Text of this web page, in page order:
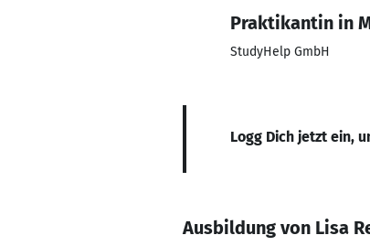
Praktikantin in
StudyHelp GmbH
Logg Dich jetzt ein,
Ausbildung von Lisa